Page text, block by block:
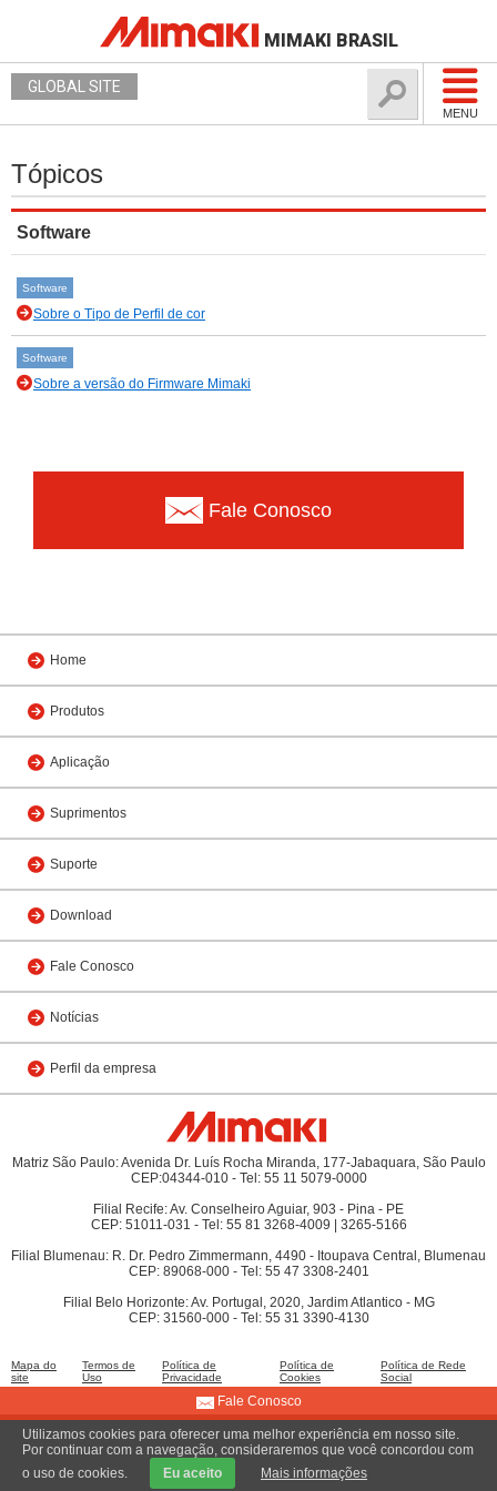
MIMAKI BRASIL
MENU
GLOBAL SITE
Tópicos
Software
Software
Sobre o Tipo de Perfil de cor
Software
Sobre a versão do Firmware Mimaki
Fale Conosco
Home
Produtos
Aplicação
Suprimentos
Suporte
Download
Fale Conosco
Notícias
Perfil da empresa
Matriz São Paulo: Avenida Dr. Luís Rocha Miranda, 177-Jabaquara, São Paulo
CEP:04344-010 - Tel: 55 11 5079-0000
Filial Recife: Av. Conselheiro Aguiar, 903 - Pina - PE
CEP: 51011-031 - Tel: 55 81 3268-4009 | 3265-5166
Filial Blumenau: R. Dr. Pedro Zimmermann, 4490 - Itoupava Central, Blumenau
CEP: 89068-000 - Tel: 55 47 3308-2401
Filial Belo Horizonte: Av. Portugal, 2020, Jardim Atlantico - MG
CEP: 31560-000 - Tel: 55 31 3390-4130
Mapa do
site
Termos de
Uso
Política de
Privacidade
Política de
Cookies
Política de Rede
Social
© 2009 MIMAKI DO BRASIL COMÉRCIO E IMPORTAÇÃO LTDA
Fale Conosco
Utilizamos cookies para oferecer uma melhor experiência em nosso site.
Por continuar com a navegação, consideraremos que você concordou com
o uso de cookies.
Eu aceito Mais informações